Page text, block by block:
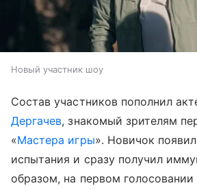
Новый участник шоу
Состав участников пополнил
Дергачев, знакомый зрителям
«Мастера игры». Новичок
испытания и сразу получил
образом, на первом голосовании